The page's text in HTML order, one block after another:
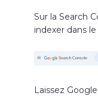
Sur la Search
indexer dans
Laissez